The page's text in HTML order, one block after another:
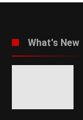
What's New